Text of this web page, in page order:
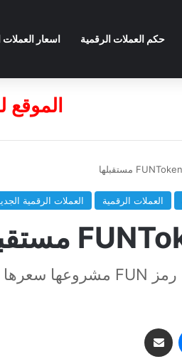
حكم العملات الرقمية اسعار العملات
الموقع
العملات الرقمية العملات الرقمية
ماسنجر